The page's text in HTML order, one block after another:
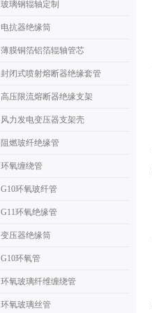
玻璃钢辊轴定制
电抗器绝缘筒
薄膜铜箔铝箔辊轴管芯
封闭式喷射熔断器绝缘套管
高压限流熔断器绝缘支架
风力发电变压器支架壳
阻燃玻纤绝缘管
环氧缠绕管
G10环氧玻纤管
G11环氧绝缘管
变压器绝缘筒
G10环氧管
环氧玻璃纤维缠绕管
环氧玻璃丝管